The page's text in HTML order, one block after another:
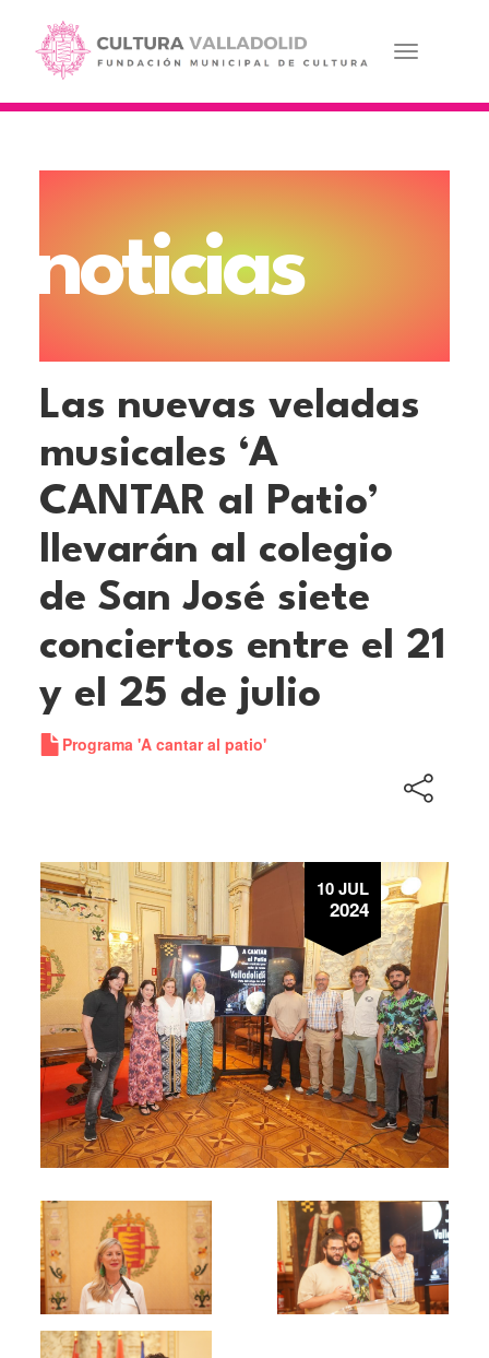
contenido
principal
Toggle
noticias
Las nuevas veladas
musicales ‘A
CANTAR al Patio’
llevarán al colegio
de San José siete
conciertos entre el 21
y el 25 de julio
Programa 'A cantar al patio'
10 JUL
2024